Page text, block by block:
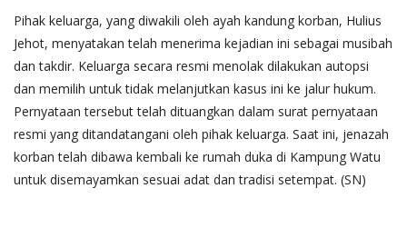
Pihak keluarga, yang diwakili oleh ayah kandung korban, Hulius
Jehot, menyatakan telah menerima kejadian ini sebagai musibah
dan takdir. Keluarga secara resmi menolak dilakukan autopsi
dan memilih untuk tidak melanjutkan kasus ini ke jalur hukum.
Pernyataan tersebut telah dituangkan dalam surat pernyataan
resmi yang ditandatangani oleh pihak keluarga. Saat ini, jenazah
korban telah dibawa kembali ke rumah duka di Kampung Watu
untuk disemayamkan sesuai adat dan tradisi setempat. (SN)